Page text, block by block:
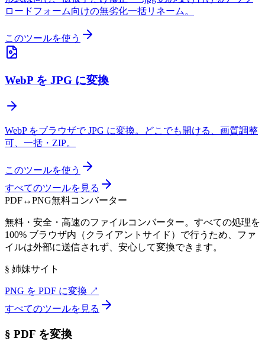
ロードフォーム向けの無劣化一括リネーム。
このツールを使う
WebP を JPG に変換
WebP をブラウザで JPG に変換。どこでも開ける、画質調整
可、一括・ZIP。
このツールを使う
すべてのツールを見る
PDF↔PNG無料コンバーター
無料・安全・高速のファイルコンバーター。すべての処理を
100% ブラウザ内（クライアントサイド）で行うため、ファ
イルは外部に送信されず、安心して変換できます。
§ 姉妹サイト
PNG を PDF に変換 ↗
すべてのツールを見る
§ PDF を変換